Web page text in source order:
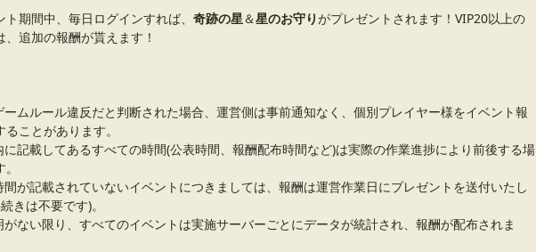
期間中、毎日ログインすれば、 奇跡の星＆星のお守りがプレゼントされます！VIP20以上の
、追加の報酬が貰えます！
ムルール違反だと判断された場合、運営側は事前通知なく、個別プレイヤー様をイベント報
ことがあります。
記載してあるすべての時間(公表時間、報酬配布時間など)は実際の作業進捗により前後する場
が記載されていないイベントにつきましては、報酬は運営作業日にプレゼントを送付いたし
きは不要です)。
ない限り、すべてのイベントは実施サーバーごとにデータが統計され、報酬が配布されま